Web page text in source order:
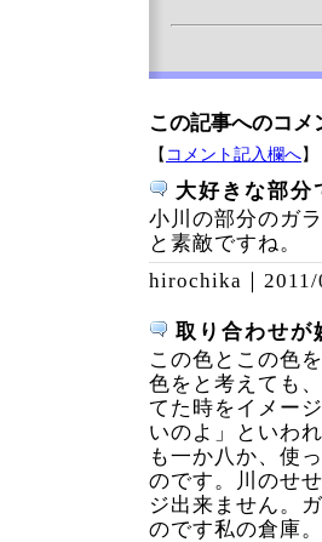
この記事へのコメ
【 コメント記入欄へ】
大好きな部分
小川の部分のガ
と素敵ですね。
hirochika｜
取り合わせが
この色とこの色
色をと考えても
てた時をイメー
いのよ」といわ
も一か八か、使
のです。川のせ
ジ出来ません。
のです私の倉庫。